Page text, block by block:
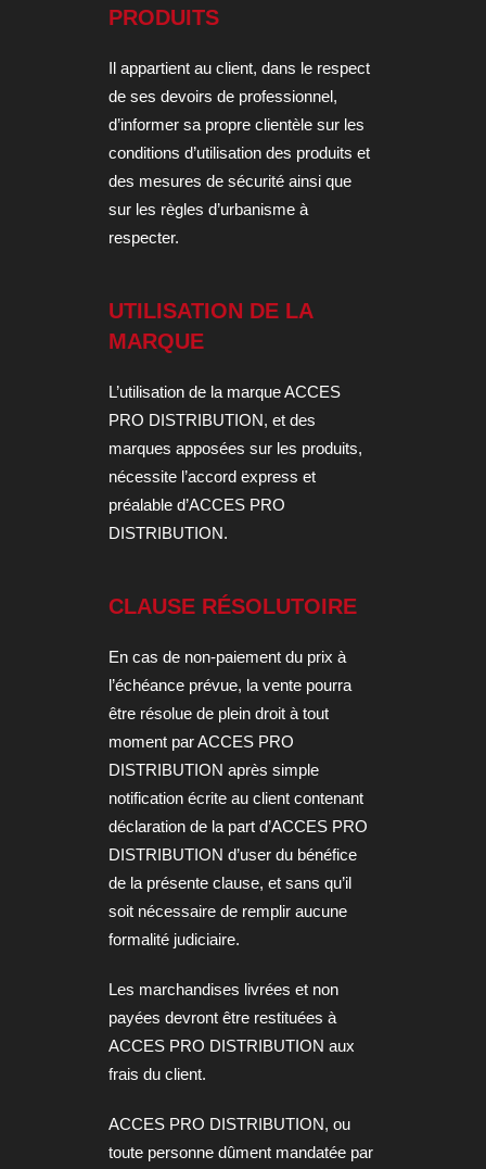
PRODUITS
Il appartient au client, dans le respect
de ses devoirs de professionnel,
d’informer sa propre clientèle sur les
conditions d’utilisation des produits et
des mesures de sécurité ainsi que
sur les règles d’urbanisme à
respecter.
UTILISATION DE LA
MARQUE
L’utilisation de la marque ACCES
PRO DISTRIBUTION, et des
marques apposées sur les produits,
nécessite l’accord express et
préalable d’ACCES PRO
DISTRIBUTION.
CLAUSE RÉSOLUTOIRE
En cas de non-paiement du prix à
l’échéance prévue, la vente pourra
être résolue de plein droit à tout
moment par ACCES PRO
DISTRIBUTION après simple
notification écrite au client contenant
déclaration de la part d’ACCES PRO
DISTRIBUTION d’user du bénéfice
de la présente clause, et sans qu’il
soit nécessaire de remplir aucune
formalité judiciaire.
Les marchandises livrées et non
payées devront être restituées à
ACCES PRO DISTRIBUTION aux
frais du client.
ACCES PRO DISTRIBUTION, ou
toute personne dûment mandatée par